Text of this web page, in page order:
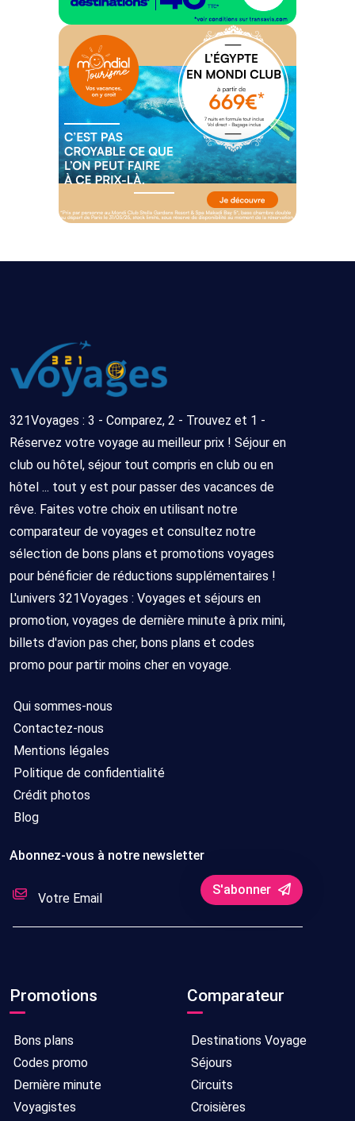
321Voyages : 3 - Comparez, 2 - Trouvez et 1 -
Réservez votre voyage au meilleur prix ! Séjour en
club ou hôtel, séjour tout compris en club ou en
hôtel ... tout y est pour passer des vacances de
rêve. Faites votre choix en utilisant notre
comparateur de voyages et consultez notre
sélection de bons plans et promotions voyages
pour bénéficier de réductions supplémentaires !
L'univers 321Voyages : Voyages et séjours en
promotion, voyages de dernière minute à prix mini,
billets d'avion pas cher, bons plans et codes
promo pour partir moins cher en voyage.
Qui sommes-nous
Contactez-nous
Mentions légales
Politique de confidentialité
Crédit photos
Blog
Abonnez-vous à notre newsletter
S'abonner
Promotions
Bons plans
Codes promo
Dernière minute
Voyagistes
Comparateur
Destinations Voyage
Séjours
Circuits
Croisières